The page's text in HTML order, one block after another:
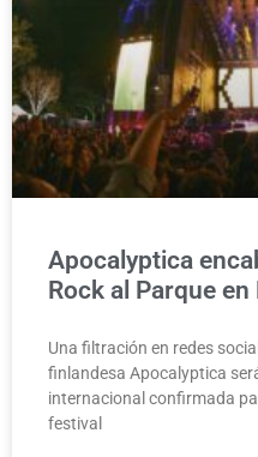
Apocalyptica
Rock al Parque en
Una filtración en redes
finlandesa Apocalyptica
internacional confirmada
festival